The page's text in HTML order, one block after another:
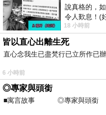
說真格的，
令人歎息！(
復...，每天跪
18 小時前
皆以直心出離生死
直心念我生已盡梵行已立所作已
6 小時前
◎專家與頭銜
■寓言故事 ◎專家與頭銜
⊕潘文良